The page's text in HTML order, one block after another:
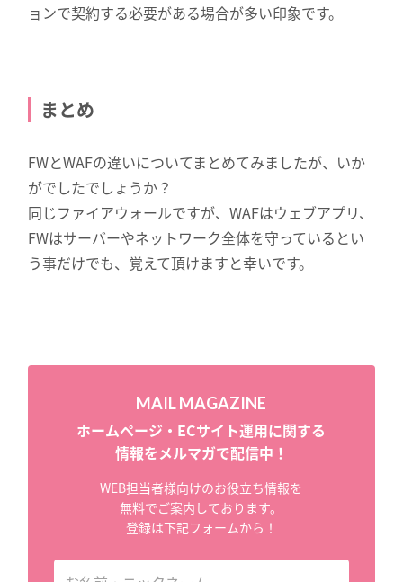
ョンで契約する必要がある場合が多い印象です。
まとめ
FWとWAFの違いについてまとめてみましたが、いか
がでしたでしょうか？
同じファイアウォールですが、WAFはウェブアプリ、
FWはサーバーやネットワーク全体を守っているとい
う事だけでも、覚えて頂けますと幸いです。
MAIL MAGAZINE
ホームページ・ECサイト運用に関する
情報をメルマガで配信中！
WEB担当者様向けのお役立ち情報を
無料でご案内しております。
登録は下記フォームから！